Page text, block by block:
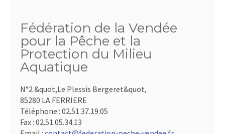
Fédération de la Vendée
pour la Pêche et la
Protection du Milieu
Aquatique
N°2 &quot,Le Plessis Bergeret&quot,
85280 LA FERRIERE
Téléphone : 02.51.37.19.05
Fax : 02.51.05.34.13